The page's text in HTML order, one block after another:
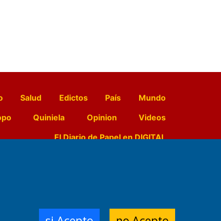
Salud Edictos País
Mundo
Quiniela Opinion
Videos
El Diario de Papel en DIGITAL